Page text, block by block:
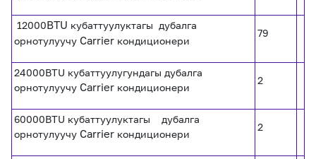
12000BTU кубаттуулуктагы дубалга
орнотулуучу Carrier кондиционери
79
24000BTU кубаттуулугундагы дубалга
орнотулуучу Carrier кондиционери
2
60000BTU кубаттуулуктагы дубалга
орнотулуучу Carrier кондиционери
2